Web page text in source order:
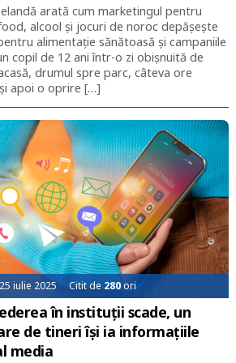
arată cum marketingul pentru
alcool și jocuri de noroc depășește
alimentație sănătoasă și campaniile
copil de 12 ani într-o zi obișnuită de
drumul spre parc, câteva ore
apoi o oprire […]
25 iulie 2025 Citit de280ori
în instituții scade, un
de tineri își ia informațiile
media